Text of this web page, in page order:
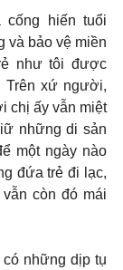
cống hiến tuổi
và bảo vệ miền
như tôi được
Trên xứ người,
chị ấy vẫn miệt
những di sản
một ngày nào
đứa trẻ đi lạc,
còn đó mái
có những dịp tụ